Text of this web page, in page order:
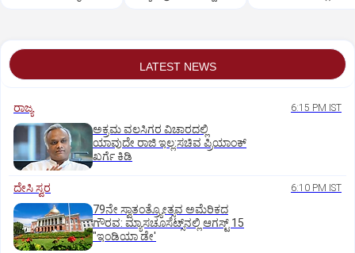
LATEST NEWS
ರಾಜ್ಯ 6:15 PM IST
ಅಕ್ರಮ ವಲಸಿಗರ ವಿಚಾರದಲ್ಲಿ
ಯಾವುದೇ ರಾಜಿ ಇಲ್ಲ:ಸಚಿವ ಪ್ರಿಯಾಂಕ್
ಖರ್ಗೆ ಕಿಡಿ
ದೇಸಿ ಸ್ವರ 6:10 PM IST
79ನೇ ಸ್ವಾತಂತ್ರ್ಯೋತ್ಸವ ಅಮೆರಿಕದ
ಗೌರವ: ಮ್ಯಾಸಚೂಸೆಟ್ಸ್‌ನಲ್ಲಿ ಆಗಸ್ಟ್‌ 15
"ಇಂಡಿಯಾ ಡೇ'